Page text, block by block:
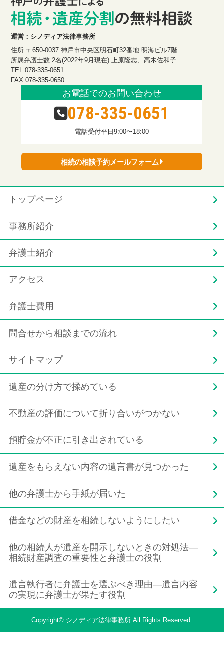
運営：シノディア法律事務所
住所:〒650-0037 神戶市中央区明石町32番地 明海ビル7階
所属弁護士数:2名(2022年9月現在) 上原隆志、高木佐和子
TEL:078-335-0651
FAX:078-335-0650
お電話でのお問い合わせ
078-335-0651
電話受付平日9:00〜18:00
相続の相談予約メールフォーム
トップページ
事務所紹介
弁護士紹介
アクセス
弁護士費用
問合せから相談までの流れ
サイトマップ
遺産の分け方で揉めている
不動産の評価について折り合いがつかない
預貯金が不正に引き出されている
遺産をもらえない内容の遺言書が見つかった
他の弁護士から手紙が届いた
借金などの財産を相続しないようにしたい
他の相続人が遺産を開示しないときの対処法―
相続財産調査の重要性と弁護士の役割
遺言執行者に弁護士を選ぶべき理由―遺言内容
の実現に弁護士が果たす役割
Copyright© シノディア法律事務所.All Rights Reserved.